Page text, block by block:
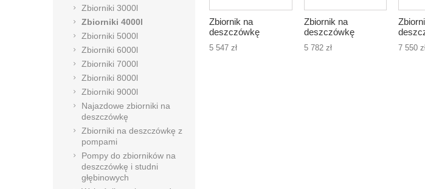
Zbiornik na
deszczówkę
EcoLine Slim 2850l,
płaski
5 547 zł
Zbiornik na
deszczówkę
EcoLine Slim 3500l,
płaski
5 782 zł
płaski
7 550
Zbiorniki 3000l
Zbiorniki 4000l
Zbiorniki 5000l
Zbiorniki 6000l
Zbiorniki 7000l
Zbiorniki 8000l
Zbiorniki 9000l
Najazdowe zbiorniki na
deszczówkę
Zbiorniki na deszczówkę z
pompami
Pompy do zbiorników na
deszczówkę i studni
głębinowych